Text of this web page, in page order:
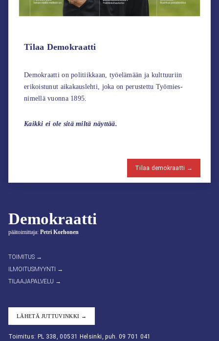
Demokraatti
päätoimittaja: Petri Korhonen
TOIMITUS →
ILMOITUSMYYNTI →
TILAAJAPALVELU →
LÄHETÄ JUTTUVINKKI →
Toimitus: PL 338, 00531 Helsinki, puh. 09 701 041
Tilaa Demokraatti
Demokraatti on politiikkaan, työelämään ja kulttuuriin
erikoistunut aikakauslehti, joka on perustettu Työmies-
nimellä vuonna 1895.
Kaikki ei ole sitä miltä näyttää.
Tilaa demokraatti →